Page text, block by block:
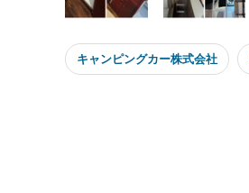
キャンピングカー株式会社